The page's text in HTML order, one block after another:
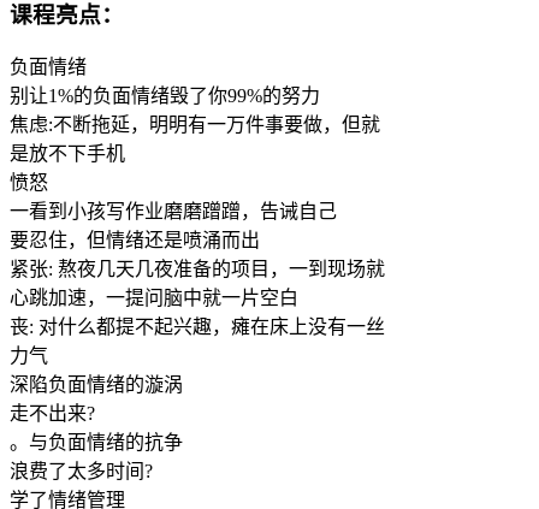
课程亮点：
负面情绪
别让1%的负面情绪毁了你99%的努力
焦虑:不断拖延，明明有一万件事要做，但就
是放不下手机
愤怒
一看到小孩写作业磨磨蹭蹭，告诫自己
要忍住，但情绪还是喷涌而出
紧张: 熬夜几天几夜准备的项目，一到现场就
心跳加速，一提问脑中就一片空白
丧: 对什么都提不起兴趣，瘫在床上没有一丝
力气
深陷负面情绪的漩涡
走不出来?
。与负面情绪的抗争
浪费了太多时间?
学了情绪管理